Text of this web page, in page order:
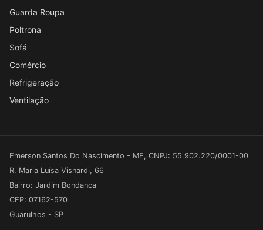
Guarda Roupa
Poltrona
Sofá
Comércio
Refrigeração
Ventilação
Emerson Santos Do Nascimento - ME, CNPJ: 55.902.220/0001-00
R. Maria Luísa Visnardi, 66
Bairro: Jardim Bondanca
CEP: 07162-570
Guarulhos - SP